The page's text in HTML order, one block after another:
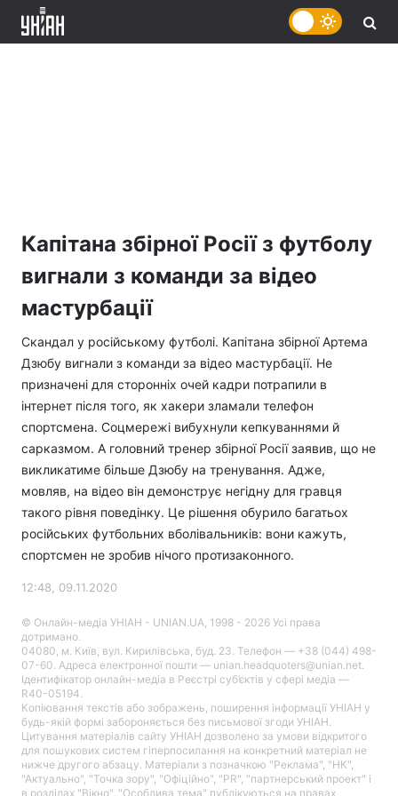
Капітана збірної Росії з футболу
вигнали з команди за відео
мастурбації
Скандал у російському футболі. Капітана збірної Артема
Дзюбу вигнали з команди за відео мастурбації. Не
призначені для сторонніх очей кадри потрапили в
інтернет після того, як хакери зламали телефон
спортсмена. Соцмережі вибухнули кепкуваннями й
сарказмом. А головний тренер збірної Росії заявив, що не
викликатиме більше Дзюбу на тренування. Адже,
мовляв, на відео він демонструє негідну для гравця
такого рівня поведінку. Це рішення обурило багатьох
російських футбольних вболівальників: вони кажуть,
спортсмен не зробив нічого протизаконного.
12:48, 09.11.2020
© Онлайн-медіа УНІАН - UNIAN.UA, 1998 - 2026 Усі права
дотримано.
04080, м. Київ, вул. Кирилівська, буд. 23. Телефон — +38 (044) 498-
07-60. Адреса електронної пошти — unian.headquoters@unian.net.
Ідентифікатор онлайн-медіа в Реєстрі суб’єктів у сфері медіа —
R40-05194.
Копіювання текстів або зображень, поширення інформації УНІАН у
будь-якій формі забороняється без письмової згоди УНІАН.
Цитування матеріалів сайту УНІАН дозволено за умови відкритого
для пошукових систем гіперпосилання на конкретний матеріал не
нижче другого абзацу. Матеріали з позначкою "Реклама", "НК",
"Актуально", "Точка зору", "Офіційно", "PR", "партнерський проект" і
в розділах "Вікно", "Особлива тема" публікуються на правах